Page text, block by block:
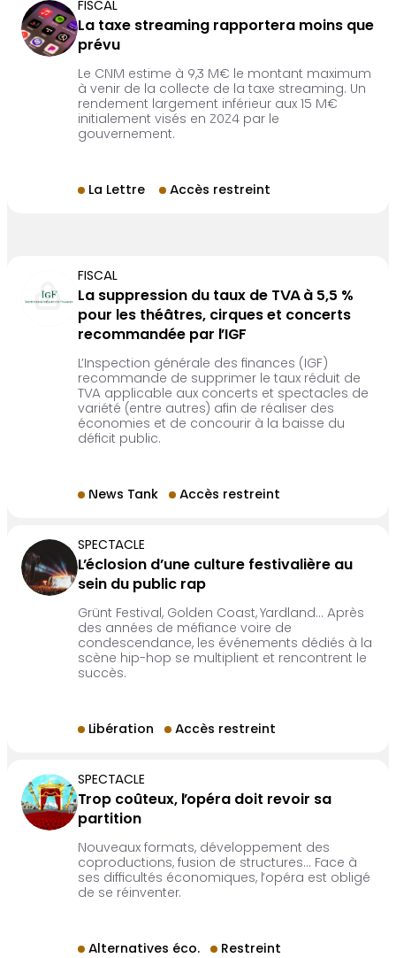
FISCAL
La taxe streaming rapportera moins que
prévu
Le CNM estime à 9,3 M€ le montant maximum
à venir de la collecte de la taxe streaming. Un
rendement largement inférieur aux 15 M€
initialement visés en 2024 par le
gouvernement.
La Lettre Accès restreint
FISCAL
La suppression du taux de TVA à 5,5 %
pour les théâtres, cirques et concerts
recommandée par l’IGF
L’Inspection générale des finances (IGF)
recommande de supprimer le taux réduit de
TVA applicable aux concerts et spectacles de
variété (entre autres) afin de réaliser des
économies et de concourir à la baisse du
déficit public.
News Tank Accès restreint
SPECTACLE
L’éclosion d’une culture festivalière au
sein du public rap
Grünt Festival, Golden Coast, Yardland… Après
des années de méfiance voire de
condescendance, les événements dédiés à la
scène hip-hop se multiplient et rencontrent le
succès.
Libération Accès restreint
SPECTACLE
Trop coûteux, l’opéra doit revoir sa
partition
Nouveaux formats, développement des
coproductions, fusion de structures… Face à
ses difficultés économiques, l’opéra est obligé
de se réinventer.
Alternatives éco. Restreint